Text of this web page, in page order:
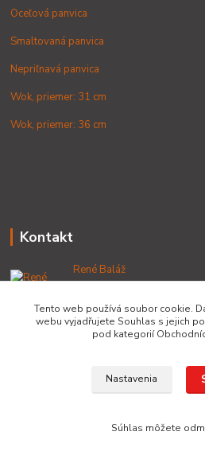
Oceľová panvica
Smaltovaná panvica
Nepriľnavá panvica
Wok, priemer: 31 cm
Wok, priemer: 36 cm
Kontakt
René Baláž
+421 902 212 007
od 8:00 - do 16:00 hod
info@lacnekotliky.sk
Copyright © 2014-2030
Tento web používá soubor cookie.
webu vyjadřujete Souhlas s jejich
pod kategorií
Nastavenia
Súhlas môžete